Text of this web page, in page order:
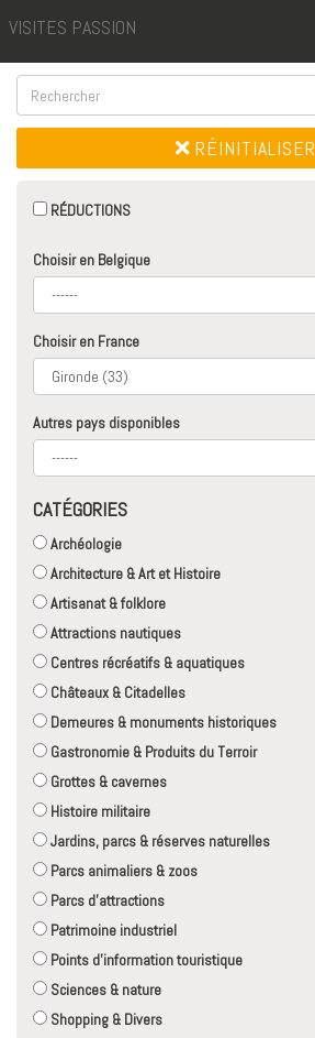
VISITES PASSION
RÉINITIALISER
RÉDUCTIONS
Choisir en Belgique
Choisir en France
Autres pays disponibles
CATÉGORIES
Archéologie
Architecture & Art et Histoire
Artisanat & folklore
Attractions nautiques
Centres récréatifs & aquatiques
Châteaux & Citadelles
Demeures & monuments historiques
Gastronomie & Produits du Terroir
Grottes & cavernes
Histoire militaire
Jardins, parcs & réserves naturelles
Parcs animaliers & zoos
Parcs d'attractions
Patrimoine industriel
Points d'information touristique
Sciences & nature
Shopping & Divers